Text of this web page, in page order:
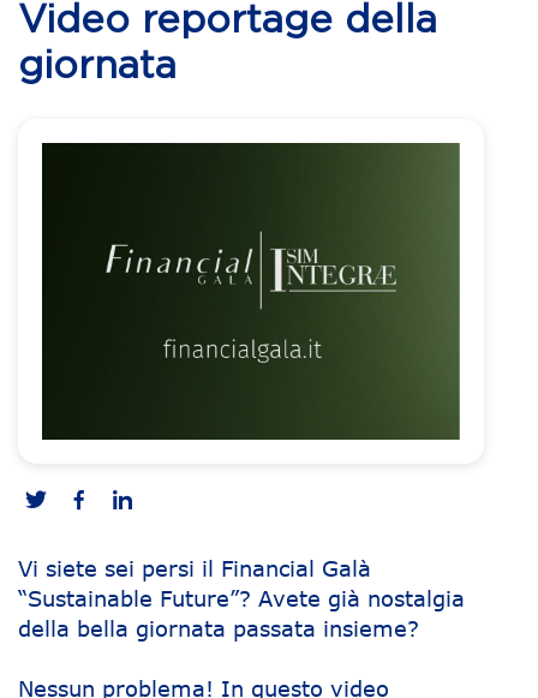
Video reportage della
giornata
Vi siete sei persi il Financial Galà
“Sustainable Future”? Avete già nostalgia
della bella giornata passata insieme?
Nessun problema! In questo video